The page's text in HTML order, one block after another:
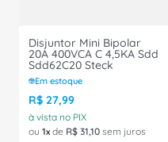
Disjuntor Mini Bipolar
20A 400VCA C 4,5KA Sdd
Sdd62C20 Steck
Em estoque
R$ 27,99
à vista no PIX
ou 1 de R$ 31,10 sem juros